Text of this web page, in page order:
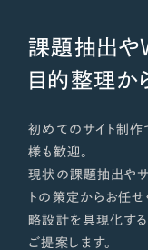
課題抽出や
目的整理か
初めてのサイト制
様も歓迎。
現状の課題抽出やサ
トの策定からお任せ
略設計を具現化する
ご提案します。